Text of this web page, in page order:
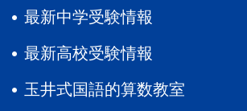
最新中学受験情報
最新高校受験情報
玉井式国語的算数教室